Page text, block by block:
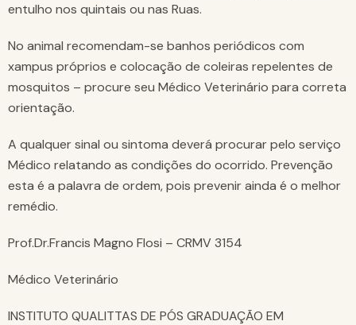
entulho nos quintais ou nas Ruas.
No animal recomendam-se banhos periódicos com
xampus próprios e colocação de coleiras repelentes de
mosquitos – procure seu Médico Veterinário para correta
orientação.
A qualquer sinal ou sintoma deverá procurar pelo serviço
Médico relatando as condições do ocorrido. Prevenção
esta é a palavra de ordem, pois prevenir ainda é o melhor
remédio.
Prof.Dr.Francis Magno Flosi – CRMV 3154
Médico Veterinário
INSTITUTO QUALITTAS DE PÓS GRADUAÇÃO EM